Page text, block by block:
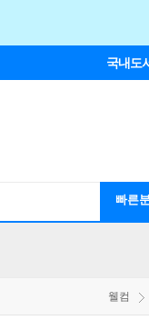
국내도
빠른
웰컴